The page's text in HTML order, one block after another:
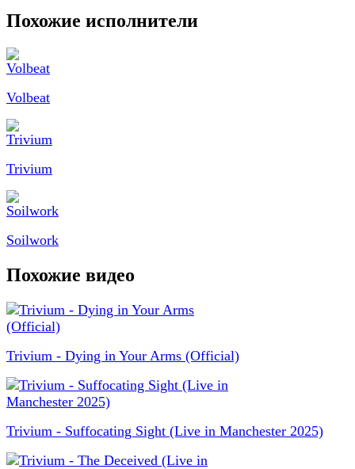
Похожие исполнители
Volbeat
Trivium
Soilwork
Похожие видео
Trivium - Dying in Your Arms (Official)
Trivium - Suffocating Sight (Live in Manchester 2025)